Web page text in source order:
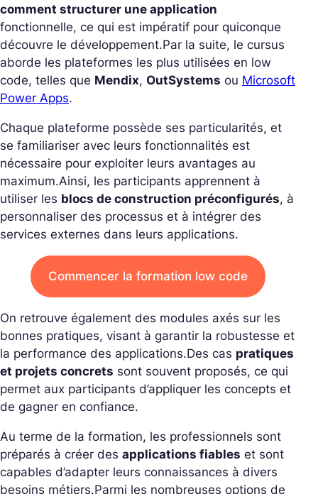
comment structurer une application
fonctionnelle, ce qui est impératif pour quiconque
découvre le développement.Par la suite, le cursus
aborde les plateformes les plus utilisées en low
code, telles que Mendix, OutSystems ou Microsoft
Power Apps.
Chaque plateforme possède ses particularités, et
se familiariser avec leurs fonctionnalités est
nécessaire pour exploiter leurs avantages au
maximum.Ainsi, les participants apprennent à
utiliser les blocs de construction préconfigurés, à
personnaliser des processus et à intégrer des
services externes dans leurs applications.
Commencer la formation low code
On retrouve également des modules axés sur les
bonnes pratiques, visant à garantir la robustesse et
la performance des applications.Des cas pratiques
et projets concrets sont souvent proposés, ce qui
permet aux participants d’appliquer les concepts et
de gagner en confiance.
Au terme de la formation, les professionnels sont
préparés à créer des applications fiables et sont
capables d’adapter leurs connaissances à divers
besoins métiers.Parmi les nombreuses options de